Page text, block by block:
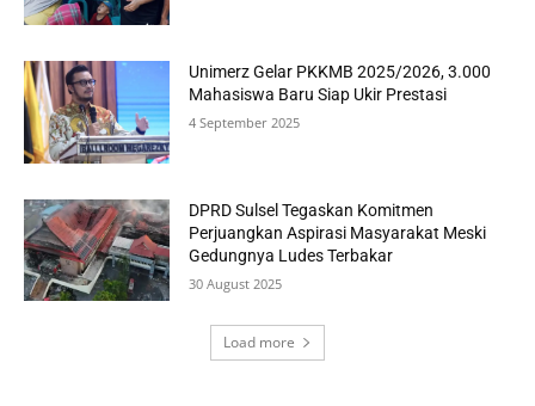
Unimerz Gelar PKKMB 2025/2026, 3.000
Mahasiswa Baru Siap Ukir Prestasi
4 September 2025
DPRD Sulsel Tegaskan Komitmen
Perjuangkan Aspirasi Masyarakat Meski
Gedungnya Ludes Terbakar
30 August 2025
Load more